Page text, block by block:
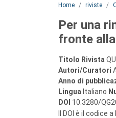
Home riviste
Per una
fronte
Titolo Rivista
Autori/Curatori
Anno di
Lingua Italiano
DOI 10.3280/
Il DOI è il